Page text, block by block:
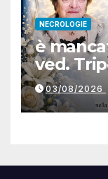
NECROLOGIE
è
ved.
03/08/2026